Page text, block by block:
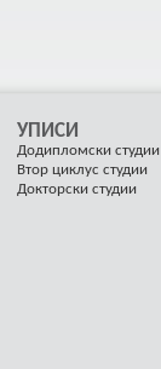
УПИСИ
Додипломски студии
Втор циклус студии
Докторски студии